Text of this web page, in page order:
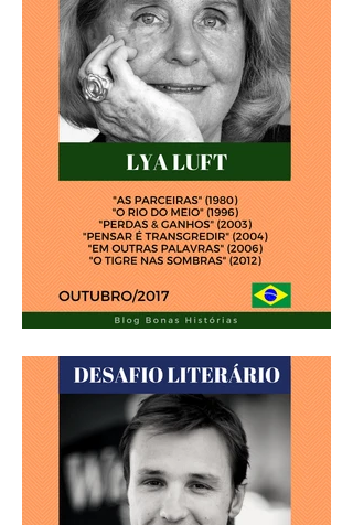
Análise Literária: Lya Luft